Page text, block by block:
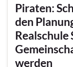
Piraten:
den
Realschule
werden